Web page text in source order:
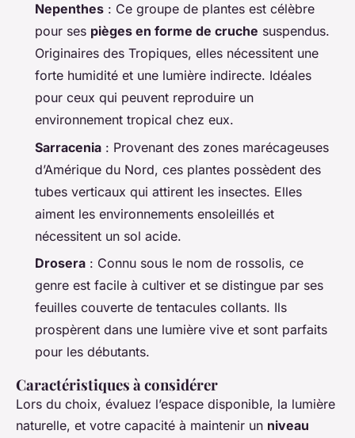
Nepenthes : Ce groupe de plantes est célèbre
pour ses pièges en forme de cruche suspendus.
Originaires des Tropiques, elles nécessitent une
forte humidité et une lumière indirecte. Idéales
pour ceux qui peuvent reproduire un
environnement tropical chez eux.
Sarracenia : Provenant des zones marécageuses
d’Amérique du Nord, ces plantes possèdent des
tubes verticaux qui attirent les insectes. Elles
aiment les environnements ensoleillés et
nécessitent un sol acide.
Drosera : Connu sous le nom de rossolis, ce
genre est facile à cultiver et se distingue par ses
feuilles couverte de tentacules collants. Ils
prospèrent dans une lumière vive et sont parfaits
pour les débutants.
Caractéristiques à considérer
Lors du choix, évaluez l’espace disponible, la lumière
naturelle, et votre capacité à maintenir un niveau